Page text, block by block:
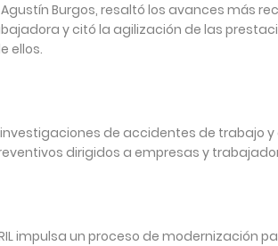
Agustín Burgos, resaltó los avances más
y citó la agilización de las
ellos.
de accidentes de trabajo y
dirigidos a empresas y
impulsa un proceso de modernización